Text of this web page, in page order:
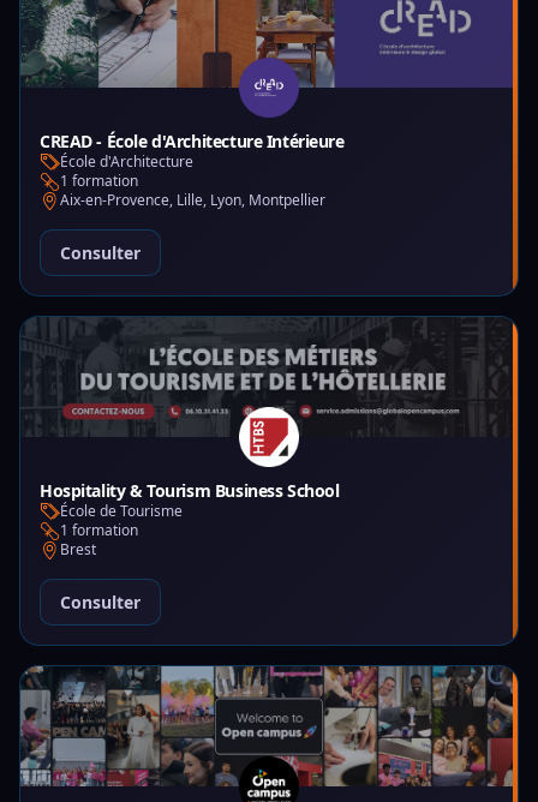
CREAD - École d'Architecture Intérieure
École d'Architecture
1 formation
Aix-en-Provence, Lille, Lyon, Montpellier
Consulter
Hospitality & Tourism Business School
École de Tourisme
1 formation
Brest
Consulter